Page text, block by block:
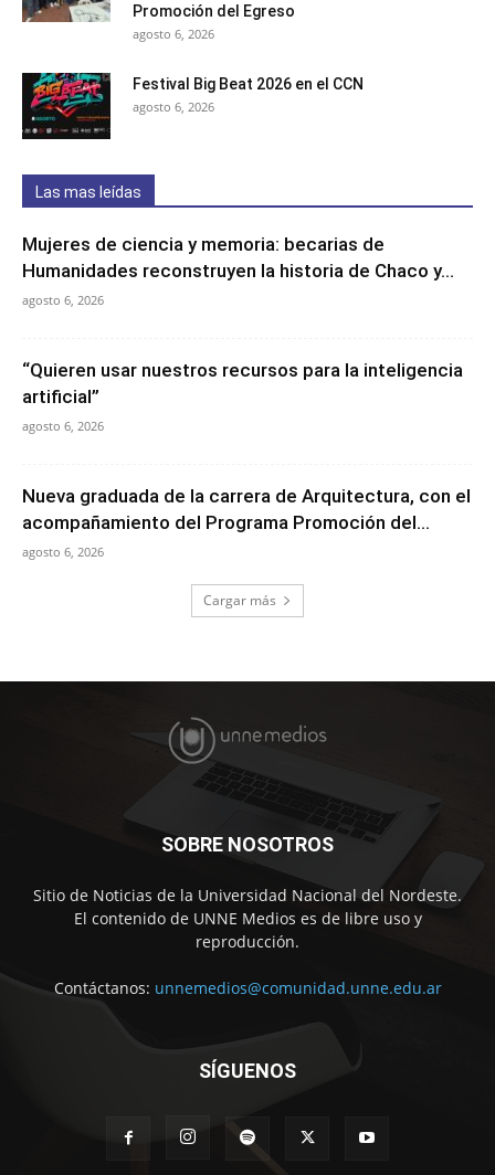
Promoción del Egreso
agosto 6, 2026
Festival Big Beat 2026 en el CCN
agosto 6, 2026
Las mas leídas
Mujeres de ciencia y memoria: becarias de
Humanidades reconstruyen la historia de Chaco y...
agosto 6, 2026
“Quieren usar nuestros recursos para la inteligencia
artificial”
agosto 6, 2026
Nueva graduada de la carrera de Arquitectura, con el
acompañamiento del Programa Promoción del...
agosto 6, 2026
Cargar más
SOBRE NOSOTROS
Sitio de Noticias de la Universidad Nacional del Nordeste.
El contenido de UNNE Medios es de libre uso y
reproducción.
Contáctanos: unnemedios@comunidad.unne.edu.ar
SÍGUENOS